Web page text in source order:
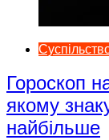
Гороскоп
якому
найбільше